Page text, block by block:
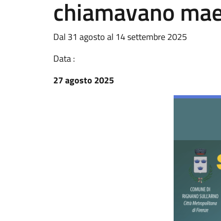
chiamavano
Dal 31 agosto al 14 settembre 2025
Data :
27 agosto 2025